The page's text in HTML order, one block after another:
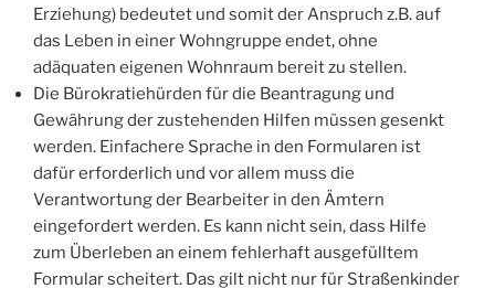
Erziehung) bedeutet und somit der Anspruch z.B. auf
das Leben in einer Wohngruppe endet, ohne
adäquaten eigenen Wohnraum bereit zu stellen.
Die Bürokratiehürden für die Beantragung und
Gewährung der zustehenden Hilfen müssen gesenkt
werden. Einfachere Sprache in den Formularen ist
dafür erforderlich und vor allem muss die
Verantwortung der Bearbeiter in den Ämtern
eingefordert werden. Es kann nicht sein, dass Hilfe
zum Überleben an einem fehlerhaft ausgefülltem
Formular scheitert. Das gilt nicht nur für Straßenkinder